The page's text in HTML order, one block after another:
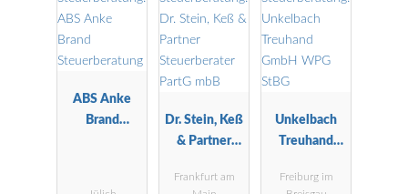
ABS Anke
Brand
Dr. Stein, Keß
& Partner
PartG mbB
Frankfurt am
Unkelbach
Treuhand
StBG
Freiburg im